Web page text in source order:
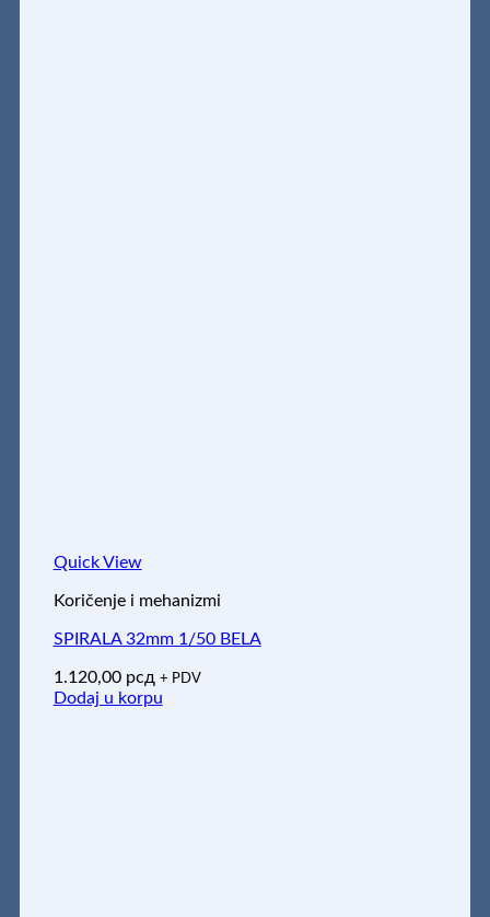
Quick View
Koričenje i mehanizmi
SPIRALA 32mm 1/50 BELA
1.120,00 рсд + PDV
Dodaj u korpu